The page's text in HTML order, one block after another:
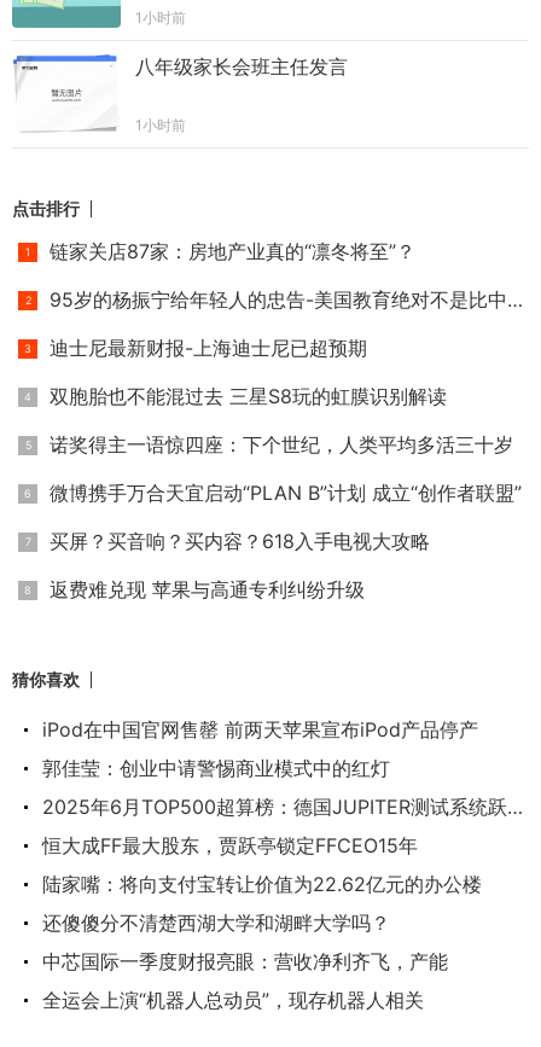
1小时前
八年级家长会班主任发言
1小时前
点击排行
链家关店87家：房地产业真的“凛冬将至”？
95岁的杨振宁给年轻人的忠告-美国教育绝对不是比中国好
迪士尼最新财报-上海迪士尼已超预期
双胞胎也不能混过去 三星S8玩的虹膜识别解读
诺奖得主一语惊四座：下个世纪，人类平均多活三十岁
微博携手万合天宜启动“PLAN B”计划 成立“创作者联盟”
买屏？买音响？买内容？618入手电视大攻略
返费难兑现 苹果与高通专利纠纷升级
猜你喜欢
iPod在中国官网售罄 前两天苹果宣布iPod产品停产
郭佳莹：创业中请警惕商业模式中的红灯
2025年6月TOP500超算榜：德国JUPITER测试系统跃居第
恒大成FF最大股东，贾跃亭锁定FFCEO15年
陆家嘴：将向支付宝转让价值为22.62亿元的办公楼
还傻傻分不清楚西湖大学和湖畔大学吗？
中芯国际一季度财报亮眼：营收净利齐飞，产能
全运会上演“机器人总动员”，现存机器人相关